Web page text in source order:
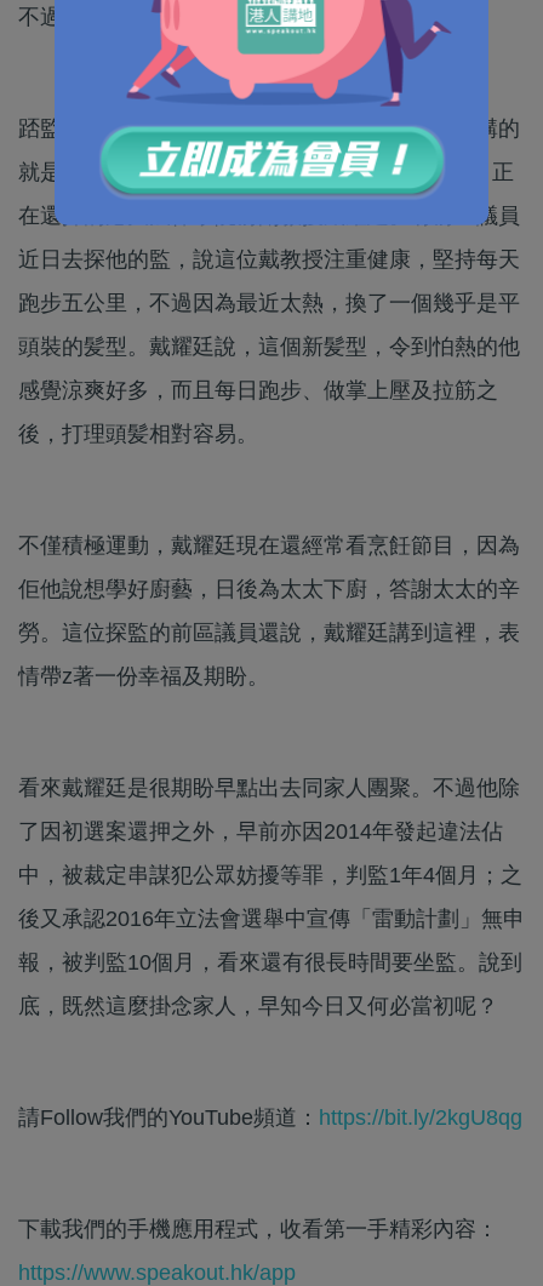
不過早知今日又何必當初呢？​//
踎監都可以變廚神兼健身達人？是的你沒聽錯，講的
就是因為發起泛民35+初選，涉違《港區國安法》正
在還押的港大法律學院前副教授戴耀廷。有前區議員
近日去探他的監，說這位戴教授注重健康，堅持每天
跑步五公里，不過因為最近太熱，換了一個幾乎是平
頭裝的髪型。戴耀廷說，這個新髪型，令到怕熱的他
感覺涼爽好多，而且每日跑步、做掌上壓及拉筋之
後，打理頭髪相對容易。
不僅積極運動，戴耀廷現在還經常看烹飪節目，因為
佢他說想學好廚藝，日後為太太下廚，答謝太太的辛
勞。這位探監的前區議員還說，戴耀廷講到這裡，表
情帶z著一份幸福及期盼。
看來戴耀廷是很期盼早點出去同家人團聚。不過他除
了因初選案還押之外，早前亦因2014年發起違法佔
中，被裁定串謀犯公眾妨擾等罪，判監1年4個月；之
後又承認2016年立法會選舉中宣傳「雷動計劃」無申
報，被判監10個月，看來還有很長時間要坐監。說到
底，既然這麼掛念家人，早知今日又何必當初呢？
請Follow我們的YouTube頻道： https://bit.ly/2kgU8qg
下載我們的手機應用程式，收看第一手精彩內容：
https://www.speakout.hk/app